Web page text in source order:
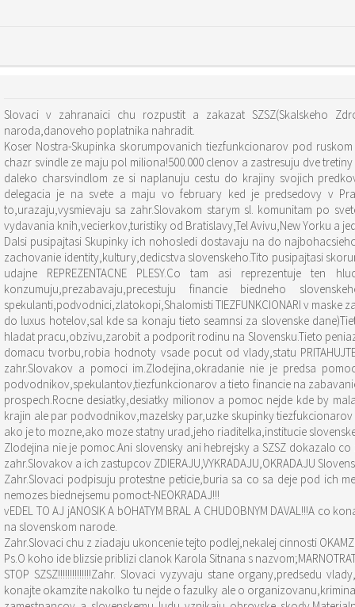
Slovaci v zahranaici chu rozpustit a zakazat SZSZ(Skalskeho
naroda,danoveho poplatnika nahradit.
Koser Nostra-Skupinka skorumpovanich tiezfunkcionarov pod
chazr svindle ze maju pol miliona!500.000 clenov a zastresuju dve
daleko charsvindlom ze si naplanuju cestu do krajiny svojich
delegacia je na svete a maju vo february ked je predsedovy v
to,urazaju,vysmievaju sa zahr.Slovakom starym sl. komunitam po
vydavania knih,vecierkov,turistiky od Bratislavy,Tel Avivu,New Yorku a
Dalsi pusipajtasi Skupinky ich nohosledi dostavaju na do
zachovanie identity,kultury,dedicstva slovenskeho.Tito pusipajtasi
udajne REPREZENTACNE PLESY.Co tam asi reprezentuje ten
konzumuju,prezabavaju,precestuju financie biedneho
spekulanti,podvodnici,zlatokopi,Shalomisti TIEZFUNKCIONARI v maske
do luxus hotelov,sal kde sa konaju tieto seamnsi za slovenske
hladat pracu,obzivu,zarobit a podporit rodinu na Slovensku.Tieto
domacu tvorbu,robia hodnoty vsade pocut od vlady,statu
zahr.Slovakov a pomoci im.Zlodejina,okradanie nie je predsa
podvodnikov,spekulantov,tiezfunkcionarov a tieto financie na
prospech.Rocne desiatky,desiatky milionov a pomoc nejde kde by
krajin ale par podvodnikov,mazelsky par,uzke skupinky
ako je to mozne,ako moze statny urad,jeho riaditelka,institucie
Zlodejina nie je pomoc.Ani slovensky ani hebrejsky a SZSZ dokazalo
zahr.Slovakov a ich zastupcov ZDIERAJU,VYKRADAJU,OKRADAJU
Zahr.Slovaci podpisuju protestne peticie,buria sa co sa deje pod ich menom ako par podvodnikov takto kona.Slovaenka natura,tradicia vzdy aj u
nemozes biednejsemu pomoct-NEOKRADAJ!!!
vEDEL TO AJ jANOSIK A bOHATYM BRAL A CHUDOBNYM DAVAL!!!A
na slovenskom narode.
Zahr.Slovaci chu z ziadaju ukoncenie tejto podlej,nekalej cinnosti
Ps.O koho ide blizsie priblizi clanok Karola Sitnana s
STOP SZSZ!!!!!!!!!!!!!!Zahr. Slovaci vyzyvaju stane organy,predsedu
konajte okamzite nakolko tu nejde o fazulky ale o